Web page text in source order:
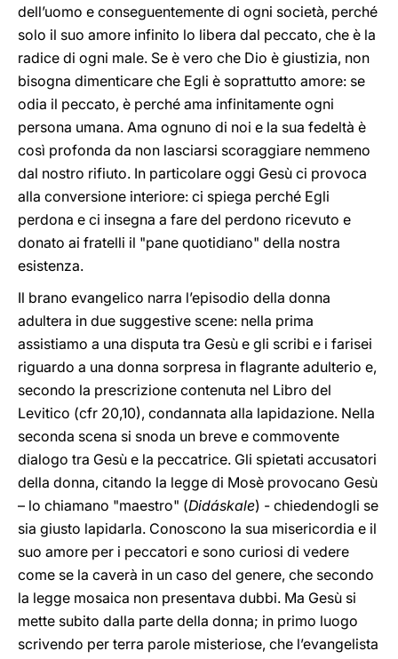
dell’uomo e conseguentemente di ogni società, perché
solo il suo amore infinito lo libera dal peccato, che è la
radice di ogni male. Se è vero che Dio è giustizia, non
bisogna dimenticare che Egli è soprattutto amore: se
odia il peccato, è perché ama infinitamente ogni
persona umana. Ama ognuno di noi e la sua fedeltà è
così profonda da non lasciarsi scoraggiare nemmeno
dal nostro rifiuto. In particolare oggi Gesù ci provoca
alla conversione interiore: ci spiega perché Egli
perdona e ci insegna a fare del perdono ricevuto e
donato ai fratelli il "pane quotidiano" della nostra
esistenza.
Il brano evangelico narra l’episodio della donna
adultera in due suggestive scene: nella prima
assistiamo a una disputa tra Gesù e gli scribi e i farisei
riguardo a una donna sorpresa in flagrante adulterio e,
secondo la prescrizione contenuta nel Libro del
Levitico (cfr 20,10), condannata alla lapidazione. Nella
seconda scena si snoda un breve e commovente
dialogo tra Gesù e la peccatrice. Gli spietati accusatori
della donna, citando la legge di Mosè provocano Gesù
– lo chiamano "maestro" (Didáskale) - chiedendogli se
sia giusto lapidarla. Conoscono la sua misericordia e il
suo amore per i peccatori e sono curiosi di vedere
come se la caverà in un caso del genere, che secondo
la legge mosaica non presentava dubbi. Ma Gesù si
mette subito dalla parte della donna; in primo luogo
scrivendo per terra parole misteriose, che l’evangelista